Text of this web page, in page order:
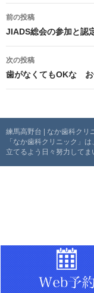
投
稿
ナ
ビ
ー
シ
前の投稿
JIADS総会の参加と認
次の投稿
歯がなくてもOKな
練馬高野台 | なか歯科クリ
「なか歯科クリニック」
立てるよう日々努力してま